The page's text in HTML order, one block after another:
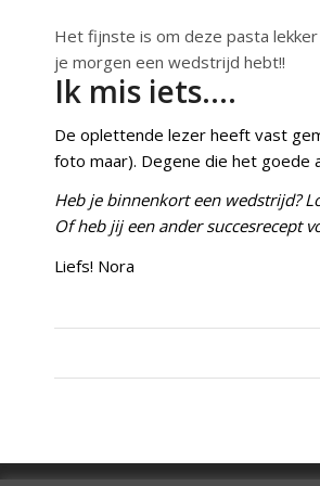
Het fijnste is om deze pasta
je morgen een wedstrijd hebt!!
Ik mis iets….
De oplettende lezer heeft vast
foto maar). Degene die het goede
Heb je binnenkort een wedstrijd?
Of heb jij een ander succesrecept
Liefs! Nora